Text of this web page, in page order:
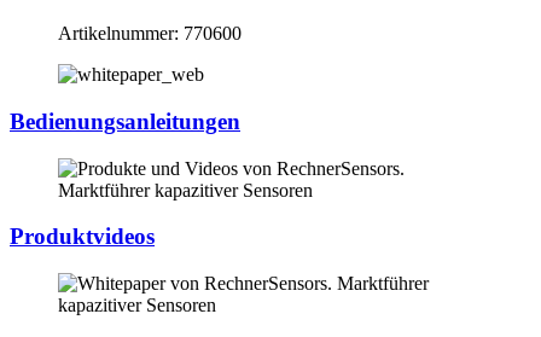
Artikelnummer: 770600
Bedienungsanleitungen
Produktvideos